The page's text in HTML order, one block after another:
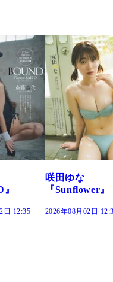
日 12:35
咲田ゆな
『Sunflower』
2026年08月02日